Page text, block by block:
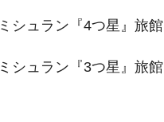
ミシュラン『4つ星』旅館
ミシュラン『3つ星』旅館